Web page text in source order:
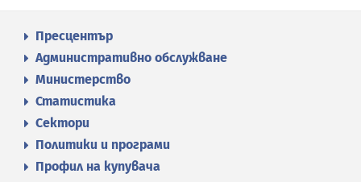
Пресцентър
Административно обслужване
Министерство
Статистика
Сектори
Политики и програми
Профил на купувача